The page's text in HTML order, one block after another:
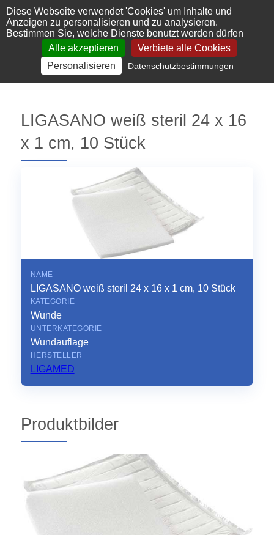
Cookie-Einstellungen
Diese Webseite verwendet 'Cookies' um Inhalte und
Anzeigen zu personalisieren und zu analysieren.
Bestimmen Sie, welche Dienste benutzt werden dürfen
Alle akzeptieren
Verbiete alle Cookies
Personalisieren
Datenschutzbestimmungen
LIGASANO weiß steril 24 x 16
x 1 cm, 10 Stück
NAME
LIGASANO weiß steril 24 x 16 x 1 cm, 10 Stück
KATEGORIE
Wunde
UNTERKATEGORIE
Wundauflage
HERSTELLER
LIGAMED
Produktbilder